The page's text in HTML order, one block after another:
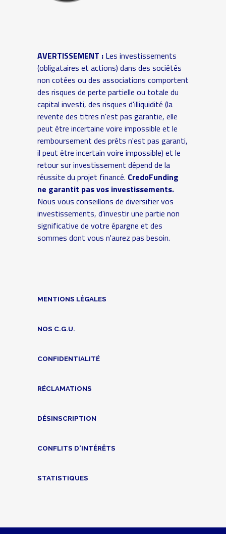
AVERTISSEMENT :Les investissements
(obligataires et actions) dans des sociétés
non cotées ou des associations comportent
des risques de perte partielle ou totale du
capital investi, des risques d'illiquidité (la
revente des titres n'est pas garantie, elle
peut être incertaine voire impossible et le
remboursement des prêts n'est pas garanti,
il peut être incertain voire impossible) et le
retour sur investissement dépend de la
réussite du projet financé. CredoFunding
ne garantit pas vos investissements.
Nous vous conseillons de diversifier vos
investissements, d'investir une partie non
significative de votre épargne et des
sommes dont vous n'aurez pas besoin.
MENTIONS LÉGALES
NOS C.G.U.
CONFIDENTIALITÉ
RÉCLAMATIONS
DÉSINSCRIPTION
CONFLITS D'INTÉRÊTS
STATISTIQUES